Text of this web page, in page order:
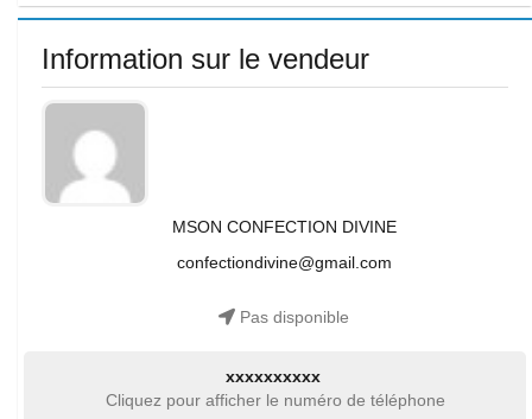
Information sur le vendeur
MSON CONFECTION DIVINE
confectiondivine@gmail.com
Pas disponible
xxxxxxxxxx
Cliquez pour afficher le numéro de téléphone